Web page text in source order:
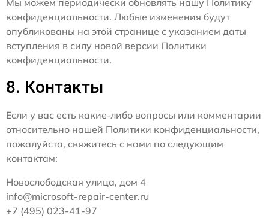
конфиденциальности. Любые изменения будут
опубликованы на этой странице с указанием даты
вступления в силу новой версии Политики
конфиденциальности.
8. Контакты
Если у вас есть какие-либо вопросы или комментарии
относительно нашей Политики конфиденциальности,
пожалуйста, свяжитесь с нами по следующим
контактам:
Новослободская улица, дом 4
info@microsoft-repair-center.ru
+7 (495) 023-41-97